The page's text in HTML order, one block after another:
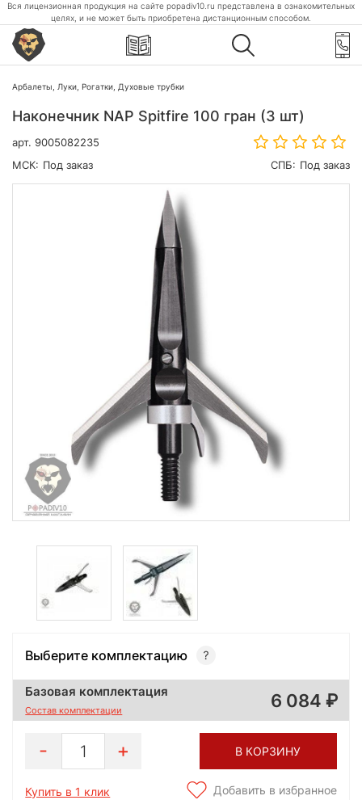
Вся лицензионная продукция на сайте popadiv10.ru представлена в ознакомительных
целях, и не может быть приобретена дистанционным способом.
Арбалеты, Луки, Рогатки, Духовые трубки
Наконечник NAP Spitfire 100 гран (3 шт)
арт. 9005082235
МСК: Под заказ СПБ: Под заказ
Выберите комплектацию
Базовая комплектация
Состав комплектации 6 084
1 В КОРЗИНУ
Купить в 1 клик
Добавить в избранное